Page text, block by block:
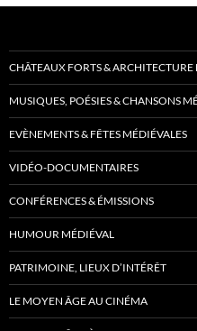
CHÂTEAUX FORTS & ARCHITECTURE
MUSIQUES, POÉSIES & CHANSONS
EVÈNEMENTS & FÊTES MÉDIÉVALES
VIDÉO-DOCUMENTAIRES
CONFÉRENCES & ÉMISSIONS
HUMOUR MÉDIÉVAL
PATRIMOINE, LIEUX D’INTÉRÊT
LE MOYEN ÂGE AU CINÉMA